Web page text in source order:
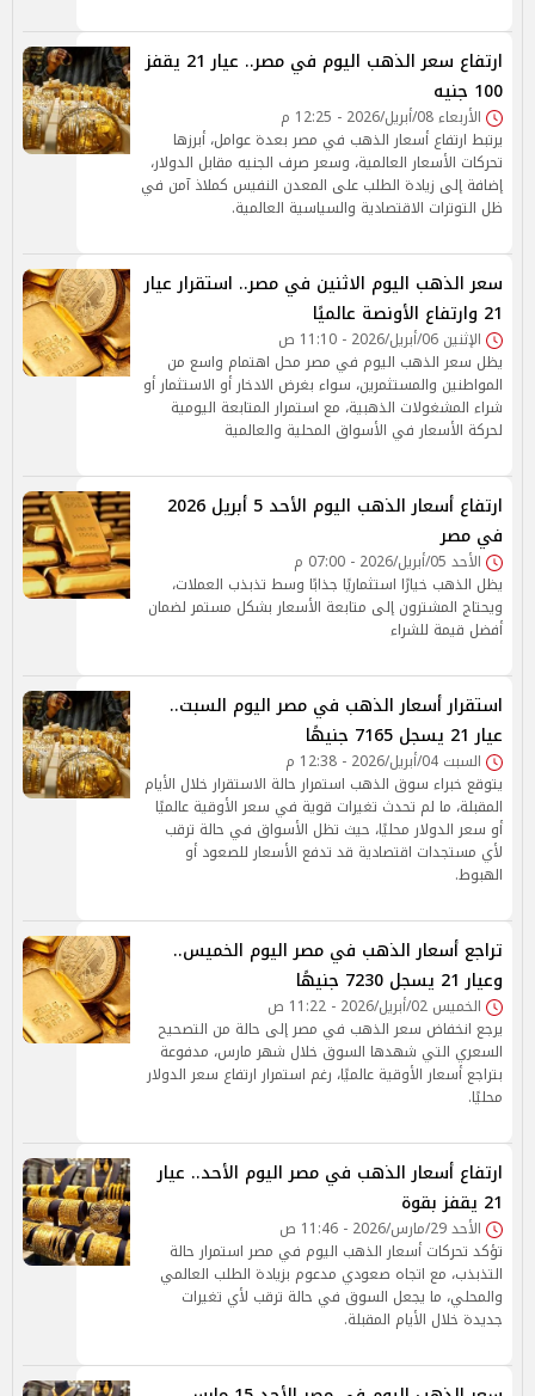
ارتفاع سعر الذهب اليوم في مصر.. عيار 21 يقفز
100 جنيه
الأربعاء 08/أبريل/2026 - 12:25 م
يرتبط ارتفاع أسعار الذهب في مصر بعدة عوامل، أبرزها
تحركات الأسعار العالمية، وسعر صرف الجنيه مقابل الدولار،
إضافة إلى زيادة الطلب على المعدن النفيس كملاذ آمن في
ظل التوترات الاقتصادية والسياسية العالمية.
سعر الذهب اليوم الاثنين في مصر.. استقرار عيار
21 وارتفاع الأونصة عالميًا
الإثنين 06/أبريل/2026 - 11:10 ص
يظل سعر الذهب اليوم في مصر محل اهتمام واسع من
المواطنين والمستثمرين، سواء بغرض الادخار أو الاستثمار أو
شراء المشغولات الذهبية، مع استمرار المتابعة اليومية
لحركة الأسعار في الأسواق المحلية والعالمية
ارتفاع أسعار الذهب اليوم الأحد 5 أبريل 2026
في مصر
الأحد 05/أبريل/2026 - 07:00 م
يظل الذهب خيارًا استثماريًا جذابًا وسط تذبذب العملات،
ويحتاج المشترون إلى متابعة الأسعار بشكل مستمر لضمان
أفضل قيمة للشراء
استقرار أسعار الذهب في مصر اليوم السبت..
عيار 21 يسجل 7165 جنيهًا
السبت 04/أبريل/2026 - 12:38 م
يتوقع خبراء سوق الذهب استمرار حالة الاستقرار خلال الأيام
المقبلة، ما لم تحدث تغيرات قوية في سعر الأوقية عالميًا
أو سعر الدولار محليًا، حيث تظل الأسواق في حالة ترقب
لأي مستجدات اقتصادية قد تدفع الأسعار للصعود أو
الهبوط.
تراجع أسعار الذهب في مصر اليوم الخميس..
وعيار 21 يسجل 7230 جنيهًا
الخميس 02/أبريل/2026 - 11:22 ص
يرجع انخفاض سعر الذهب في مصر إلى حالة من التصحيح
السعري التي شهدها السوق خلال شهر مارس، مدفوعة
بتراجع أسعار الأوقية عالميًا، رغم استمرار ارتفاع سعر الدولار
محليًا.
ارتفاع أسعار الذهب في مصر اليوم الأحد.. عيار
21 يقفز بقوة
الأحد 29/مارس/2026 - 11:46 ص
تؤكد تحركات أسعار الذهب اليوم في مصر استمرار حالة
التذبذب، مع اتجاه صعودي مدعوم بزيادة الطلب العالمي
والمحلي، ما يجعل السوق في حالة ترقب لأي تغيرات
جديدة خلال الأيام المقبلة.